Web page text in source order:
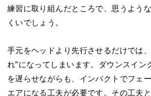
練習に取り組んだところで、思うよう
くいでしょう。
手元をヘッドより先行させるだけでは
れ”になってしまいます。ダウンスイン
を遅らせながらも、インパクトでフェ
エアになる工夫が必要です。その工夫